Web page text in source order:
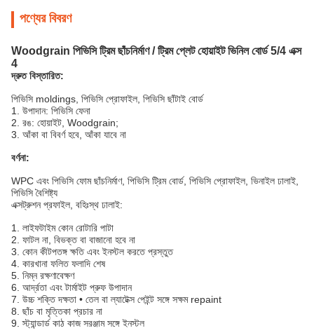
পণ্যের বিবরণ
Woodgrain পিভিসি ট্রিম ছাঁচনির্মাণ / ট্রিম প্লেট হোয়াইট ভিনিল বোর্ড 5/4 এক্স
4
দ্রুত বিস্তারিত:
পিভিসি moldings, পিভিসি প্রোফাইল, পিভিসি ছাঁটাই বোর্ড
1. উপাদান: পিভিসি ফেনা
2. রঙ: হোয়াইট, Woodgrain;
3. আঁকা বা বিবর্ণ হবে, আঁকা যাবে না
বর্ণনা:
WPC এবং পিভিসি ফোম ছাঁচনির্মাণ, পিভিসি ট্রিম বোর্ড, পিভিসি প্রোফাইল, ভিনাইল ঢালাই,
পিভিসি বৈশিষ্ট্য
এক্সট্রুশন প্রফাইল, বহিঃস্থ ঢালাই:
1. লাইফটাইম কোন রোটারি পাটা
2. ফাটল না, বিভক্ত বা বাজানো হবে না
3. কোন কীটপতঙ্গ ক্ষতি এবং ইনস্টল করতে প্রস্তুত
4. কারখানা ফলিত ফলাদি শেষ
5. নিম্ন রক্ষণাবেক্ষণ
6. আর্দ্রতা এবং টার্মাইট প্রুফ উপাদান
7. উচ্চ শক্তি দক্ষতা • তেল বা ল্যাটেক্স পেইন্ট সঙ্গে সক্ষম repaint
8. ছাঁচ বা মৃত্তিকা প্রচার না
9. স্ট্যান্ডার্ড কাঠ কাজ সরঞ্জাম সঙ্গে ইনস্টল